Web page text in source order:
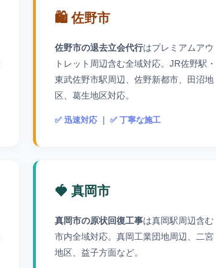
🛍️ 佐野市
佐野市の退去立会代行はプレミアムアウ
トレット周辺含む全域対応。JR佐野駅・
東武佐野市駅周辺、佐野新都市、田沼地
区、葛生地区対応。
✅ 迅速対応 ｜ ✅ 丁寧な施工
🍓 真岡市
真岡市の原状回復工事は真岡駅周辺含む
市内全域対応。真岡工業団地周辺、二宮
地区、益子方面など。